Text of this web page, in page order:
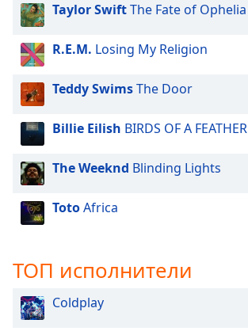
Taylor SwiftThe Fate of Ophelia
R.E.M. Losing My Religion
Teddy SwimsThe Door
Billie Eilish BIRDS OF A FEATHER
The Weeknd Blinding Lights
TotoAfrica
ТОП исполнители
Coldplay